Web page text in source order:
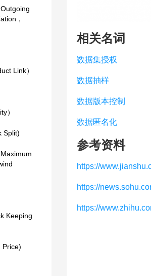
，
Link）
）
Split)
Keeping
Price)
相关名词
数据集授权
数据抽样
数据版本控制
数据匿名化
参考资料
https://
https://
https://